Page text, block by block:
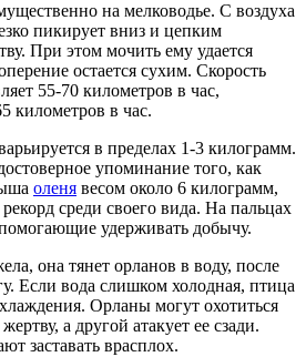
на мелководье. С воздуха
пикирует вниз и цепким
При этом мочить ему удается
остается сухим. Скорость
55-70 километров в час,
в час.
в пределах 1-3 килограмм.
упоминание того, как
оленя весом около 6 килограмм,
среди своего вида. На пальцах
удерживать добычу.
она тянет орланов в воду, после
Если вода слишком холодная, птица
Орланы могут охотиться
а другой атакует ее сзади.
заставать врасплох.